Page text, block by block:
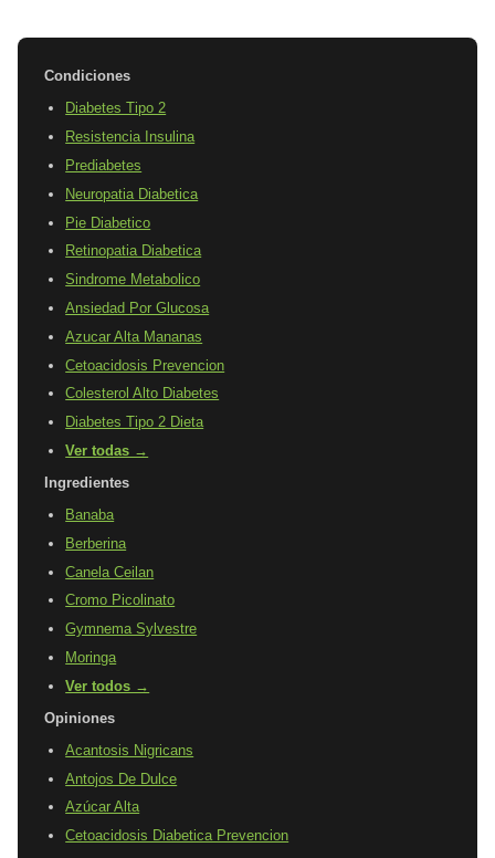
Condiciones
Diabetes Tipo 2
Resistencia Insulina
Prediabetes
Neuropatia Diabetica
Pie Diabetico
Retinopatia Diabetica
Sindrome Metabolico
Ansiedad Por Glucosa
Azucar Alta Mananas
Cetoacidosis Prevencion
Colesterol Alto Diabetes
Diabetes Tipo 2 Dieta
Ver todas →
Ingredientes
Banaba
Berberina
Canela Ceilan
Cromo Picolinato
Gymnema Sylvestre
Moringa
Ver todos →
Opiniones
Acantosis Nigricans
Antojos De Dulce
Azúcar Alta
Cetoacidosis Diabetica Prevencion